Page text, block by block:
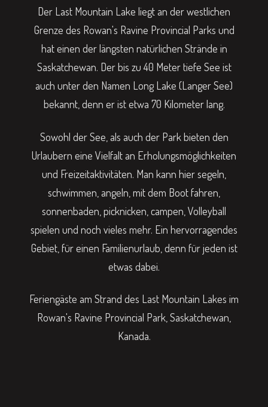
Der Last Mountain Lake liegt an der westlichen
Grenze des Rowan's Ravine Provincial Parks und
hat einen der längsten natürlichen Strände in
Saskatchewan. Der bis zu 40 Meter tiefe See ist
auch unter den Namen Long Lake (Langer See)
bekannt, denn er ist etwa 70 Kilometer lang.
Sowohl der See, als auch der Park bieten den
Urlaubern eine Vielfalt an Erholungsmöglichkeiten
und Freizeitaktivitäten. Man kann hier segeln,
schwimmen, angeln, mit dem Boot fahren,
sonnenbaden, picknicken, campen, Volleyball
spielen und noch vieles mehr. Ein hervorragendes
Gebiet, für einen Familienurlaub, denn für jeden ist
etwas dabei.
Feriengäste am Strand des Last Mountain Lakes im
Rowan's Ravine Provincial Park, Saskatchewan,
Kanada.